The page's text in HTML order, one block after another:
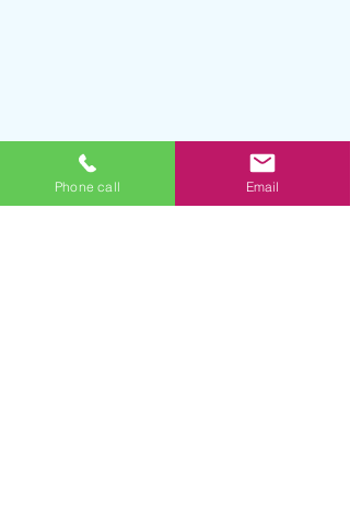
Phone call Email